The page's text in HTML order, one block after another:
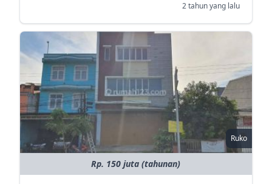
2 tahun yang lalu
Ruko
Rp. 150 juta (tahunan)